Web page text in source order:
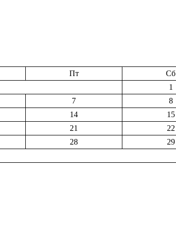
Пт Сб
1
7 8
14 15
21 22
28 29